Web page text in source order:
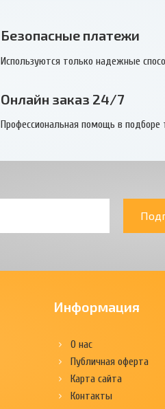
Безопасные платежи
Используются только надежные
Онлайн заказ 24/7
Профессиональная помощь в подборе
Информация
О нас
Публичная оферта
Карта сайта
Контакты